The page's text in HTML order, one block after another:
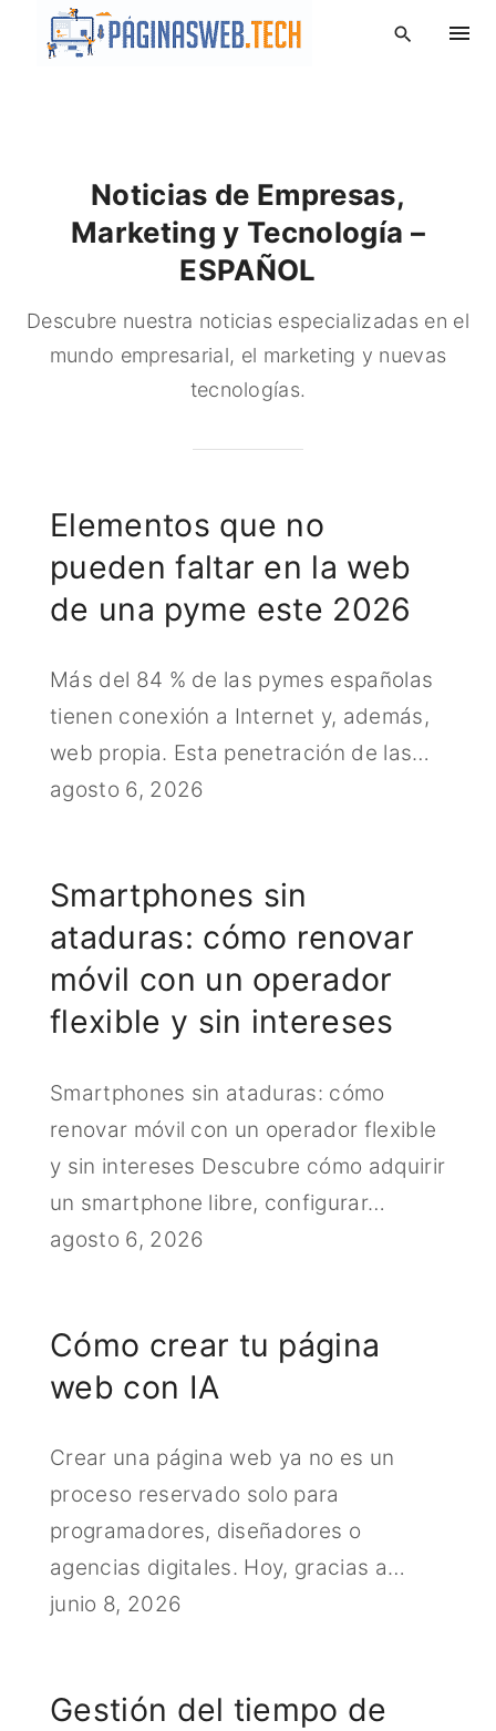
Noticias de Empresas,
Marketing y Tecnología –
ESPAÑOL
Descubre nuestra noticias especializadas en el
mundo empresarial, el marketing y nuevas
tecnologías.
Elementos que no
pueden faltar en la web
de una pyme este 2026
Más del 84 % de las pymes españolas
tienen conexión a Internet y, además,
web propia. Esta penetración de las…
agosto 6, 2026
Smartphones sin
ataduras: cómo renovar
móvil con un operador
flexible y sin intereses
Smartphones sin ataduras: cómo
renovar móvil con un operador flexible
y sin intereses Descubre cómo adquirir
un smartphone libre, configurar…
agosto 6, 2026
Cómo crear tu página
web con IA
Crear una página web ya no es un
proceso reservado solo para
programadores, diseñadores o
agencias digitales. Hoy, gracias a…
junio 8, 2026
Gestión del tiempo de